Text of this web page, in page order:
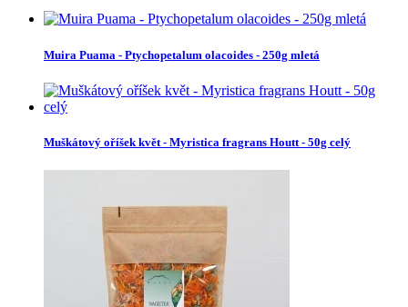
Muira Puama - Ptychopetalum olacoides - 250g mletá
Muškátový oříšek květ - Myristica fragrans Houtt - 50g celý